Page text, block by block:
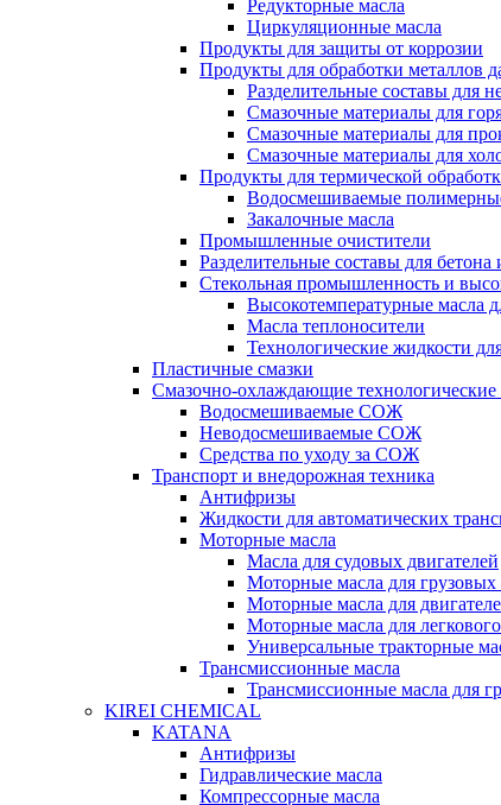
Редукторные масла
Циркуляционные масла
Продукты для защиты от коррозии
Продукты для обработки металлов
Разделительные составы для
Смазочные материалы для
Смазочные материалы для
Смазочные материалы для
Продукты для термической
Водосмешиваемые
Закалочные масла
Промышленные очистители
Разделительные составы для бетона
Стекольная промышленность и
Высокотемпературные масла
Масла теплоносители
Технологические жидкости
Пластичные смазки
Смазочно-охлаждающие технологические
Водосмешиваемые СОЖ
Неводосмешиваемые СОЖ
Средства по уходу за СОЖ
Транспорт и внедорожная техника
Антифризы
Жидкости для автоматических
Моторные масла
Масла для судовых двигателей
Моторные масла для грузовых
Моторные масла для
Моторные масла для
Универсальные тракторные
Трансмиссионные масла
Трансмиссионные масла для
KIREI CHEMICAL
KATANA
Антифризы
Гидравлические масла
Компрессорные масла